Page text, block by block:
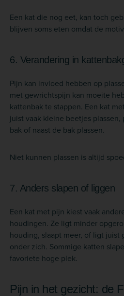
Een kat die nog eet, kan toch
blijven soms eten omdat de
6. Verandering in
Pijn kan invloed hebben op
met gewrichtspijn kan moeite
kattenbak te stappen. Een kat
juist vaak kleine beetjes
bak of naast de bak plassen.
Niet kunnen plassen is altijd
7. Anders slapen of liggen
Een kat met pijn kiest vaak
houdingen. Ze ligt minder
houding, slaapt meer, of ligt juist
onder zich. Sommige katten
favoriete hoge plek.
Pijn in het gezicht: de